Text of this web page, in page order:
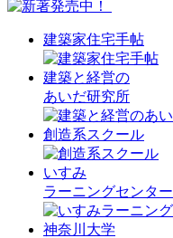
建築家住宅手帖
建築と経営の
あいだ研究所
創造系スクール
いすみ
ラーニングセンター
神奈川大学